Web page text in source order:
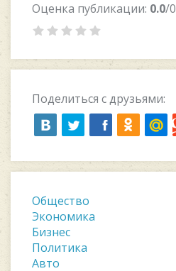
Оценка публикации: 0.0/0
Поделиться с друзьями:
Общество
Экономика
Бизнес
Политика
Авто